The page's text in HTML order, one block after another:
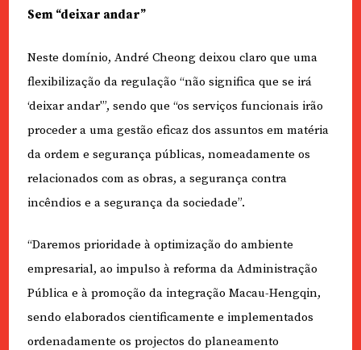
Sem “deixar andar”
Neste domínio, André Cheong deixou claro que uma
flexibilização da regulação “não significa que se irá
‘deixar andar'”, sendo que “os serviços funcionais irão
proceder a uma gestão eficaz dos assuntos em matéria
da ordem e segurança públicas, nomeadamente os
relacionados com as obras, a segurança contra
incêndios e a segurança da sociedade”.
“Daremos prioridade à optimização do ambiente
empresarial, ao impulso à reforma da Administração
Pública e à promoção da integração Macau-Hengqin,
sendo elaborados cientificamente e implementados
ordenadamente os projectos do planeamento